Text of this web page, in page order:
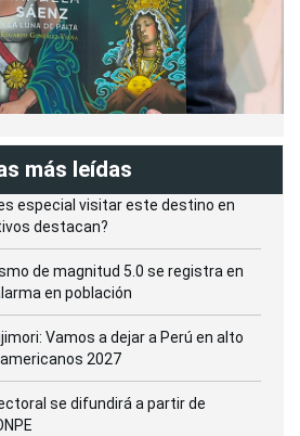
más leídas
especial visitar este destino en
destacan?
de magnitud 5.0 se registra en
en población
Vamos a dejar a Perú en alto
2027
se difundirá a partir de